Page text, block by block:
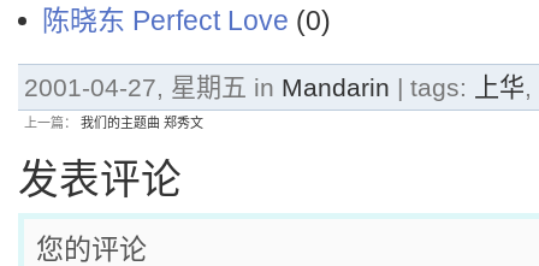
陈晓东 Perfect Love (0)
2001-04-27, 星期五 in Mandarin | tags: 上华,
上一篇： 我们的主题曲 郑秀文
发表评论
您的评论